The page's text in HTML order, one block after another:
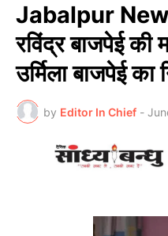
Jabalpur
रविंद्र बाजपेई की
उर्मिला बाजपेई का
by Editor In Chief -